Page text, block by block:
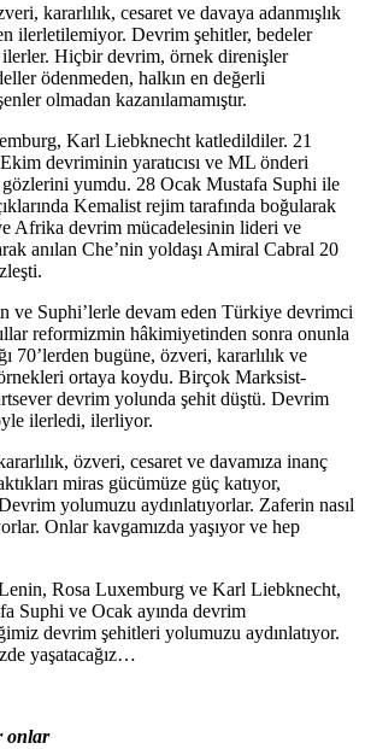
kararlılık, cesaret ve davaya adanmışlık
ilerletilemiyor. Devrim şehitler, bedeler
Hiçbir devrim, örnek direnişler
ödenmeden, halkın en değerli
olmadan kazanılamamıştır.
Karl Liebknecht katledildiler. 21
devriminin yaratıcısı ve ML önderi
yumdu. 28 Ocak Mustafa Suphi ile
Kemalist rejim tarafında boğularak
Afrika devrim mücadelesinin lideri ve
anılan Che’nin yoldaşı Amiral Cabral 20
ve Suphi’lerle devam eden Türkiye devrimci
reformizmin hâkimiyetinden sonra onunla
70’lerden bugüne, özveri, kararlılık ve
ortaya koydu. Birçok Marksist-
devrim yolunda şehit düştü. Devrim
ilerledi, ilerliyor.
özveri, cesaret ve davamıza inanç
miras gücümüze güç katıyor,
yolumuzu aydınlatıyorlar. Zaferin nasıl
Onlar kavgamızda yaşıyor ve hep
Rosa Luxemburg ve Karl Liebknecht,
Suphi ve Ocak ayında devrim
devrim şehitleri yolumuzu aydınlatıyor.
yaşatacağız…
onlar